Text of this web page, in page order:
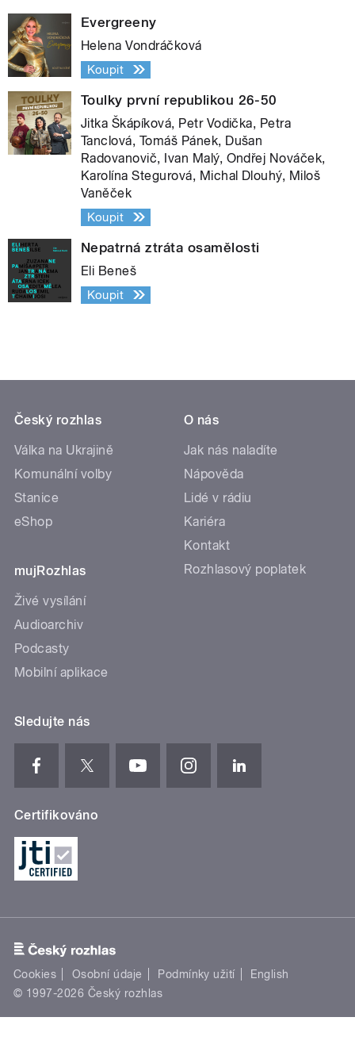
Evergreeny
Helena Vondráčková
Koupit
Toulky první republikou 26-50
Jitka Škápíková, Petr Vodička, Petra
Tanclová, Tomáš Pánek, Dušan
Radovanovič, Ivan Malý, Ondřej Nováček,
Karolína Stegurová, Michal Dlouhý, Miloš
Vaněček
Koupit
Nepatrná ztráta osamělosti
Eli Beneš
Koupit
Český rozhlas
Válka na Ukrajině
Komunální volby
Stanice
eShop
mujRozhlas
Živé vysílání
Audioarchiv
Podcasty
Mobilní aplikace
O nás
Jak nás naladíte
Nápověda
Lidé v rádiu
Kariéra
Kontakt
Rozhlasový poplatek
Sledujte nás
Certifikováno
Cookies Osobní údaje Podmínky užití
English
© 1997-2026 Český rozhlas